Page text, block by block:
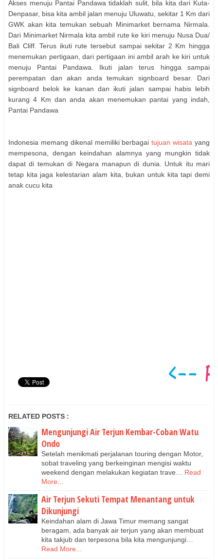
Akses menuju Pantai Pandawa tidaklah sulit, bila kita dari Kuta-
Denpasar, bisa kita ambil jalan menuju Uluwatu, sekitar 1 Km dari
GWK akan kita temukan sebuah Minimarket bernama Nirmala.
Dari Minimarket Nirmala kita ambil rute ke kiri menuju Nusa Dua/
Bali Cliff. Terus ikuti rute tersebut sampai sekitar 2 Km hingga
menemukan pertigaan, dari pertigaan ini ambil arah ke kiri untuk
menuju Pantai Pandawa. Ikuti jalan terus hingga sampai
perempatan dan akan anda temukan signboard besar. Dari
signboard belok ke kanan dan ikuti jalan sampai habis lebih
kurang 4 Km dan anda akan menemukan pantai yang indah,
Pantai Pandawa
Indonesia memang dikenal memiliki berbagaitujuan wisata yang
mempesona, dengan keindahan alamnya yang mungkin tidak
dapat di temukan di Negara manapun di dunia. Untuk itu mari
tetap kita jaga kelestarian alam kita, bukan untuk kita tapi demi
anak cucu kita
RELATED POSTS :
Mengunjungi Air Terjun Kembar-Coban Watu
Ondo
Setelah menikmati perjalanan touring dengan Motor,
sobat traveling yang berkeinginan mengisi waktu
weekend dengan melakukan kegiatan trave…
Read
More...
Air Terjun Sekuti Tempat Menantang untuk
Dikunjungi
Keindahan alam di Jawa Timur memang sangat
beragam, ada banyak air terjun yang akan membuat
kita takjub dan terpesona bila kita mengunjungi…
Read More...